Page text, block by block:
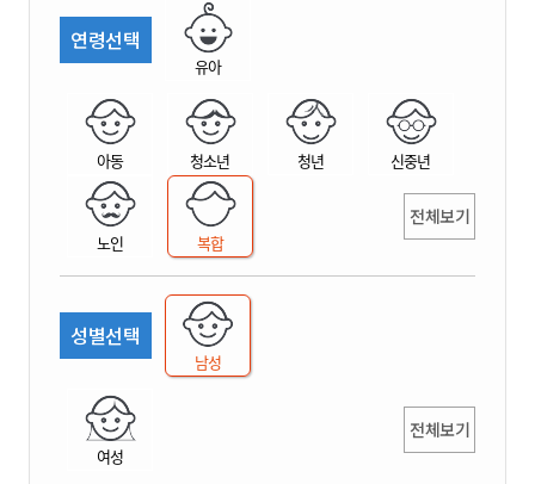
연령선택
유아
아동 청소년 청년 신중년
노인 복합
전체보기
성별선택
남성
여성
전체보기